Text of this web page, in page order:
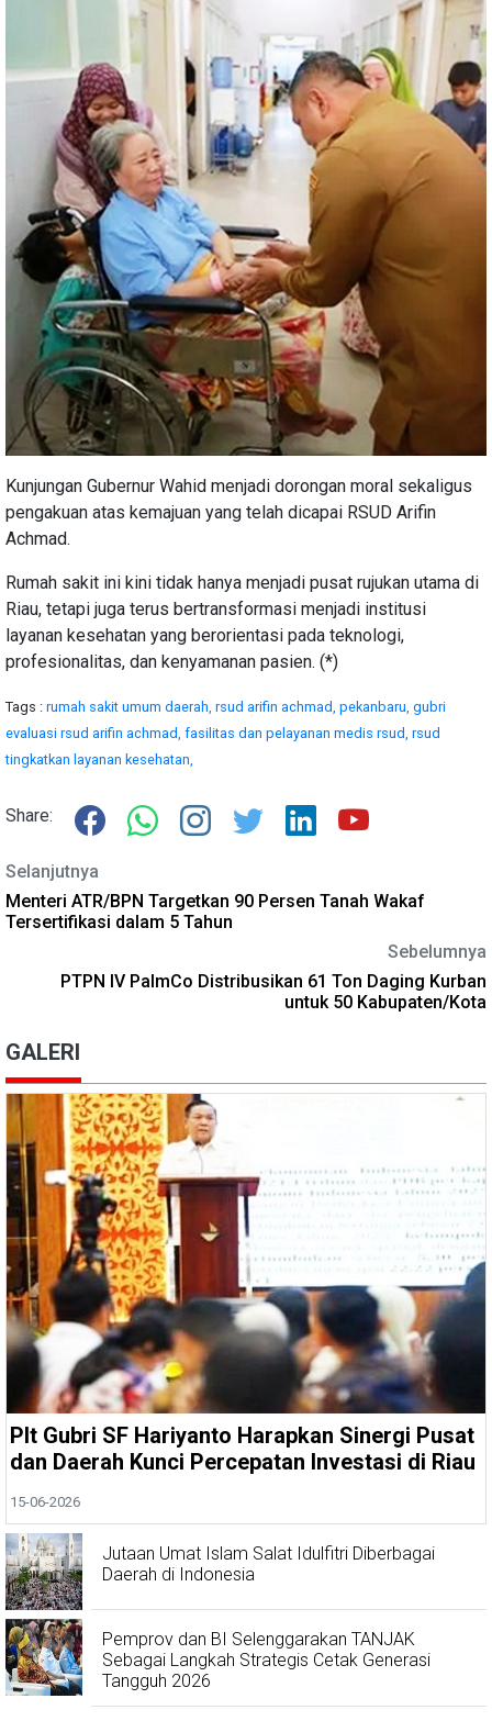
Kunjungan Gubernur Wahid menjadi dorongan moral sekaligus
pengakuan atas kemajuan yang telah dicapai RSUD Arifin
Achmad.
Rumah sakit ini kini tidak hanya menjadi pusat rujukan utama di
Riau, tetapi juga terus bertransformasi menjadi institusi
layanan kesehatan yang berorientasi pada teknologi,
profesionalitas, dan kenyamanan pasien. (*)
Tags : rumah sakit umum daerah, rsud arifin achmad, pekanbaru, gubri
evaluasi rsud arifin achmad, fasilitas dan pelayanan medis rsud, rsud
tingkatkan layanan kesehatan,
Share:
Selanjutnya
Menteri ATR/BPN Targetkan 90 Persen Tanah Wakaf
Tersertifikasi dalam 5 Tahun
Sebelumnya
PTPN IV PalmCo Distribusikan 61 Ton Daging Kurban
untuk 50 Kabupaten/Kota
GALERI
Plt Gubri SF Hariyanto Harapkan Sinergi Pusat
dan Daerah Kunci Percepatan Investasi di Riau
15-06-2026
Jutaan Umat Islam Salat Idulfitri Diberbagai
Daerah di Indonesia
Pemprov dan BI Selenggarakan TANJAK
Sebagai Langkah Strategis Cetak Generasi
Tangguh 2026